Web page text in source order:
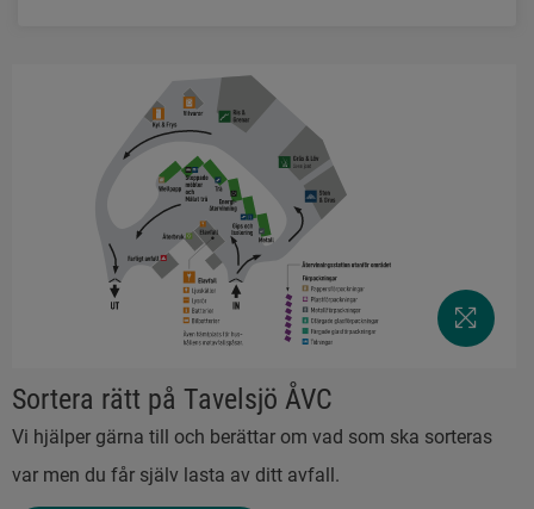
Sortera rätt på Tavelsjö ÅVC
Vi hjälper gärna till och berättar om vad som ska sorteras
var men du får själv lasta av ditt avfall.